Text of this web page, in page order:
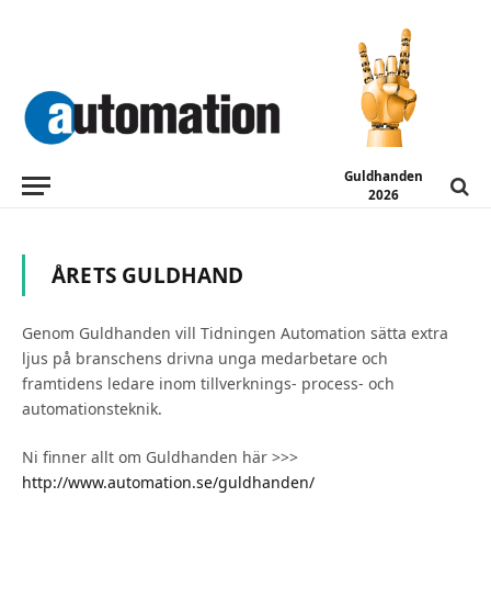
Guldhanden
2026
ÅRETS GULDHAND
Genom Guldhanden vill Tidningen Automation sätta extra
ljus på branschens drivna unga medarbetare och
framtidens ledare inom tillverknings- process- och
automationsteknik.
Ni finner allt om Guldhanden här >>>
http://www.automation.se/guldhanden/